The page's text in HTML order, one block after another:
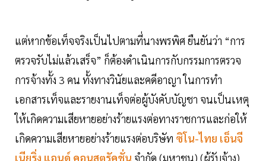
แต่หากข้อเท็จจริงเป็นไปตามที่นางพรพิศ ยืนยันว่า “การ
ตรวจรับไม่แล้วเสร็จ” ก็ต้องดำเนินการกับกรรมการตรวจ
การจ้างทั้ง 3 คน ทั้งทางวินัยและคดีอาญา ในการทำ
เอกสารเท็จและรายงานเท็จต่อผู้บังคับบัญชา จนเป็นเหตุ
ให้เกิดความเสียหายอย่างร้ายแรงต่อทางราชการและก่อให้
เกิดความเสียหายอย่างร้ายแรงต่อบริษัท ซิโน-ไทย เอ็นจี
เนียริ่ง แอนด์ คอนสตรัคชั่น จำกัด (มหาชน) (ผู้รับจ้าง)